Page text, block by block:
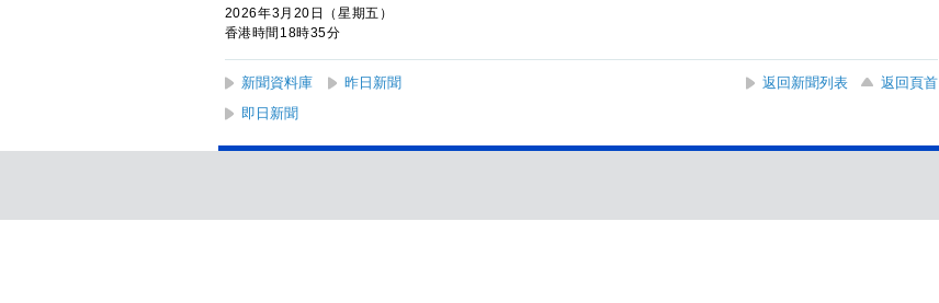
2026年3月20日（星期五）
香港時間18時35分
新聞資料庫 昨日新聞 返回新聞列表
返回頁首
即日新聞